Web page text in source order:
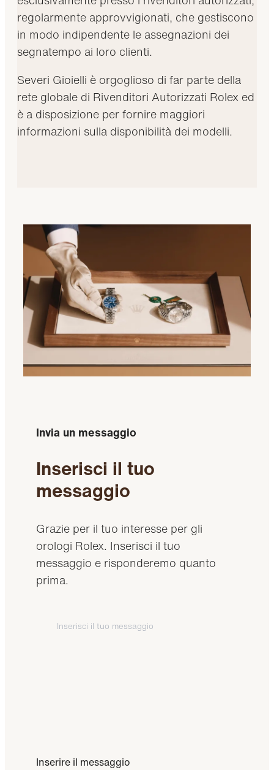
regolarmente approvvigionati, che gestiscono
in modo indipendente le assegnazioni dei
segnatempo ai loro clienti.
Severi Gioielli è orgoglioso di far parte della
rete globale di Rivenditori Autorizzati Rolex ed
è a disposizione per fornire maggiori
informazioni sulla disponibilità dei modelli.
Invia un messaggio
Inserisci il tuo
messaggio
Grazie per il tuo interesse per gli
orologi Rolex. Inserisci il tuo
messaggio e risponderemo quanto
prima.
Inserire il messaggio